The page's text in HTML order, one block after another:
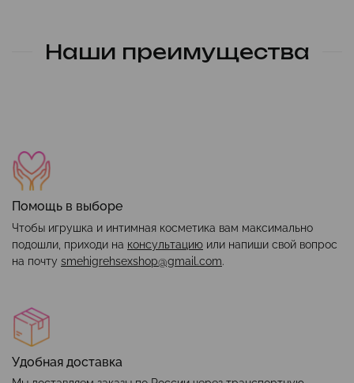
Наши преимущества
Помощь в выборе
Чтобы игрушка и интимная косметика вам максимально
подошли, приходи на консультацию или напиши свой вопрос
на почту smehigrehsexshop@gmail.com.
Удобная доставка